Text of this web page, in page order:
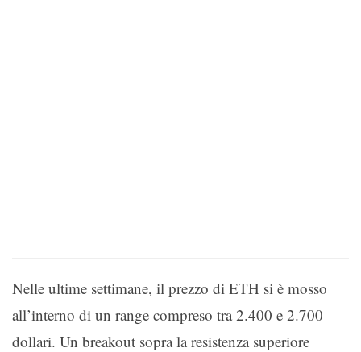
Nelle ultime settimane, il prezzo di ETH si è mosso
all’interno di un range compreso tra 2.400 e 2.700
dollari. Un breakout sopra la resistenza superiore